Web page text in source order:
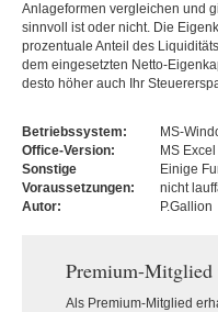
Anlageformen vergleichen und
sinnvoll ist oder nicht. Die
prozentuale Anteil des
dem eingesetzten Netto-
desto höher auch Ihr
Betriebssystem:
MS-
Office-Version:
MS
Sonstige
Voraussetzungen:
Einige
nicht
Autor:
P.Gallion
Premium-Mitglied
Als Premium-Mitglied